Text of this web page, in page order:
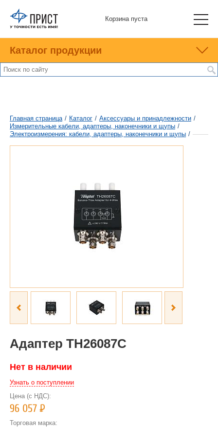
Корзина пуста
Каталог продукции
Главная страница / Каталог / Аксессуары и принадлежности /
Измерительные кабели, адаптеры, наконечники и щупы /
Электроизмерения: кабели, адаптеры, наконечники и щупы /
Адаптер TH26087C
Нет в наличии
Узнать о поступлении
Цена (с НДС):
96 057Р
Торговая марка: